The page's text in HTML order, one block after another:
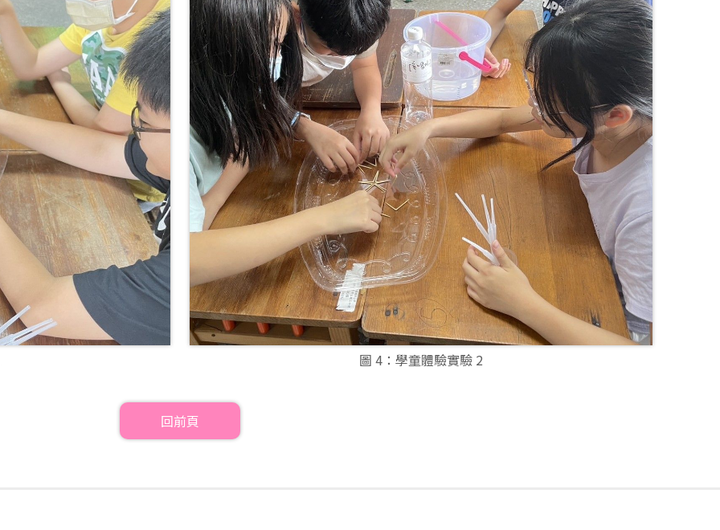
圖 4：學童體驗實驗 2
回前頁